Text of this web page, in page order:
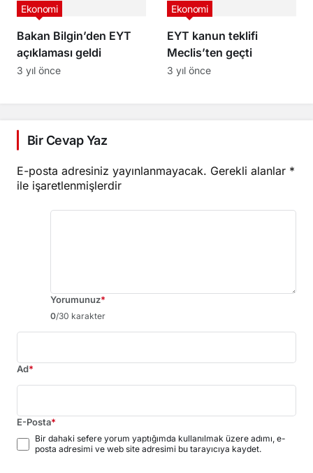
Bakan Bilgin’den EYT
açıklaması geldi
Ekonomi
3 yıl önce
EYT kanun teklifi
Meclis’ten geçti
Ekonomi
3 yıl önce
Bir Cevap Yaz
E-posta adresiniz yayınlanmayacak. Gerekli alanlar *
ile işaretlenmişlerdir
Yorumunuz*
0/30 karakter
Ad*
E-Posta*
Bir dahaki sefere yorum yaptığımda kullanılmak üzere adımı, e-
posta adresimi ve web site adresimi bu tarayıcıya kaydet.